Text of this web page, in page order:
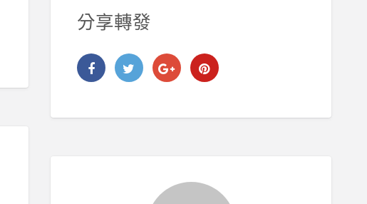
分享轉發